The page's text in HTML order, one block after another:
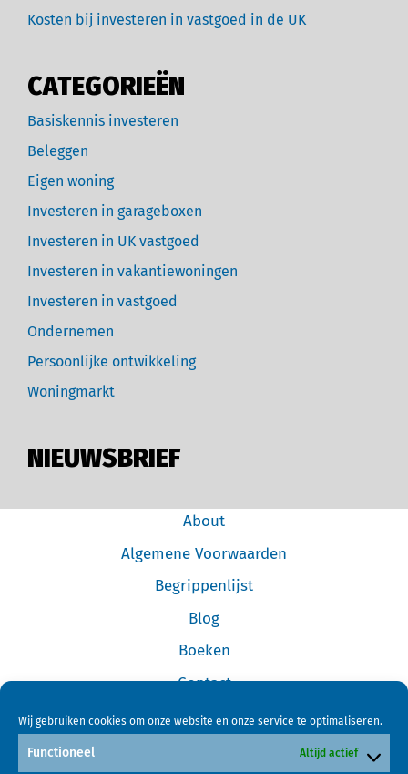
Wij gebruiken cookies om onze website en onze service te optimaliseren.
Functioneel Altijd actief
Kosten bij investeren in vastgoed in de UK
CATEGORIEËN
Basiskennis investeren
Beleggen
Eigen woning
Investeren in garageboxen
Investeren in UK vastgoed
Investeren in vakantiewoningen
Investeren in vastgoed
Ondernemen
Persoonlijke ontwikkeling
Woningmarkt
NIEUWSBRIEF
About
Algemene Voorwaarden
Begrippenlijst
Blog
Boeken
Contact
Cookiebeleid (EU)